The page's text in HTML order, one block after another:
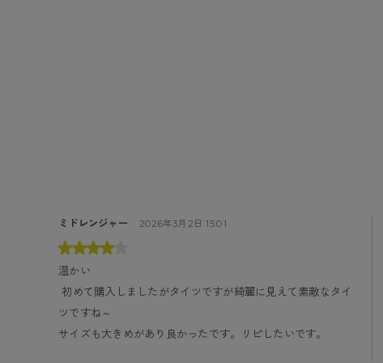
ミドレンジャー 2026年3月2日 15:01
温かい
初めて購入しましたがタイツですが綺麗に見えて素敵なタイ
ツですね～
サイズも大きめがあり良かったです。リピしたいです。